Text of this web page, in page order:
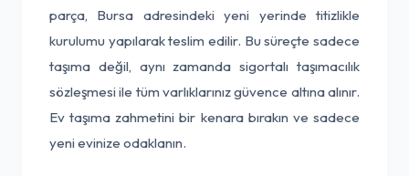
parça, Bursa adresindeki yeni yerinde titizlikle
kurulumu yapılarak teslim edilir. Bu süreçte sadece
taşıma değil, aynı zamanda sigortalı taşımacılık
sözleşmesi ile tüm varlıklarınız güvence altına alınır.
Ev taşıma zahmetini bir kenara bırakın ve sadece
yeni evinize odaklanın.